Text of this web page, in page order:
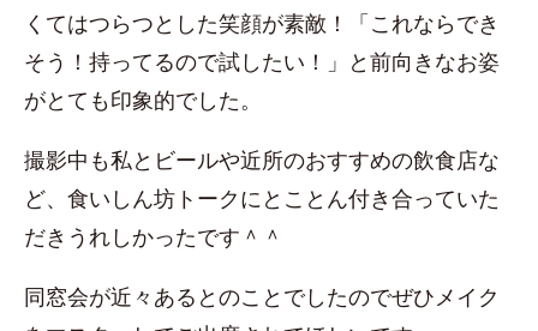
くてはつらつとした笑顔が素敵！「これならでき
そう！持ってるので試したい！」と前向きなお姿
がとても印象的でした。
撮影中も私とビールや近所のおすすめの飲食店な
ど、食いしん坊トークにとことん付き合っていた
だきうれしかったです＾＾
同窓会が近々あるとのことでしたのでぜひメイク